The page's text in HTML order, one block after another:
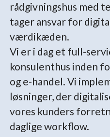
rådgivningshus med
tager ansvar for
værdikæden.
Vi er i dag et full-
konsulenthus inden
og e-handel. Vi
løsninger, der
vores kunders
daglige workflow.